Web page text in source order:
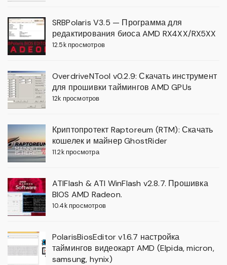
SRBPolaris V3.5 — Программа для
редактирования биоса AMD RX4XX/RX5XX
12.5k просмотров
OverdriveNTool v0.2.9: Скачать инструмент
для прошивки таймингов AMD GPUs
12k просмотров
Криптопротект Raptoreum (RTM): Скачать
кошелек и майнер GhostRider
11.2k просмотра
ATIFlash & ATI WinFlash v2.8.7. Прошивка
BIOS AMD Radeon.
10.4k просмотров
PolarisBiosEditor v1.6.7 настройка
таймингов видеокарт AMD (Elpida, micron,
samsung, hynix)